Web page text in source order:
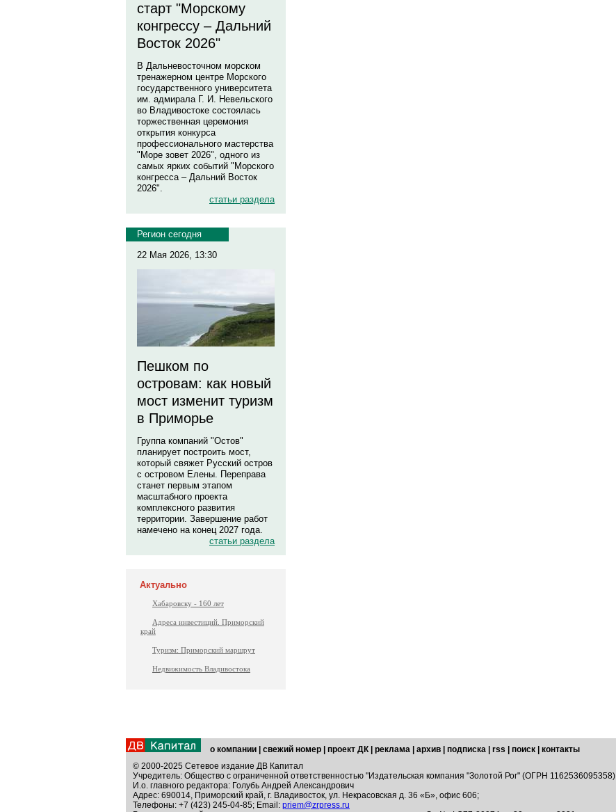
старт "Морскому
конгрессу – Дальний
Восток 2026"
В Дальневосточном морском
тренажерном центре Морского
государственного университета
им. адмирала Г. И. Невельского
во Владивостоке состоялась
торжественная церемония
открытия конкурса
профессионального мастерства
"Море зовет 2026", одного из
самых ярких событий "Морского
конгресса – Дальний Восток
2026".
статьи раздела
Регион сегодня
22 Мая 2026, 13:30
Пешком по
островам: как новый
мост изменит туризм
в Приморье
Группа компаний "Остов"
планирует построить мост,
который свяжет Русский остров
с островом Елены. Переправа
станет первым этапом
масштабного проекта
комплексного развития
территории. Завершение работ
намечено на конец 2027 года.
статьи раздела
Актуально
Хабаровску - 160 лет
Адреса инвестиций. Приморский
край
Туризм: Приморский маршрут
Недвижимость Владивостока
о компании свежий номер проект ДК реклама архив подписка rss поиск
контакты
© 2000-2025 Сетевое издание ДВ Капитал
Учредитель: Общество с ограниченной ответственностью "Издательская компания "Золотой Рог" (ОГРН 1162536095358)
И.о. главного редактора: Голубь Андрей Александрович
Адрес: 690014, Приморский край, г. Владивосток, ул. Некрасовская д. 36 «Б», офис 606;
Телефоны: +7 (423) 245-04-85; Email: priem@zrpress.ru